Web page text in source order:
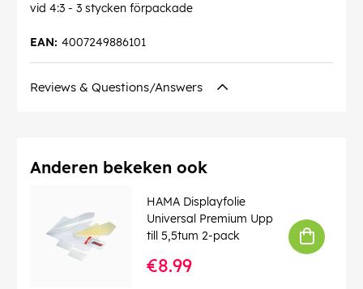
vid 4:3 - 3 stycken förpackade
4007249886101
EAN:
Reviews & Questions/Answers
Anderen bekeken ook
HAMA Displayfolie
Universal Premium Upp
till 5,5tum 2-pack
€8.99